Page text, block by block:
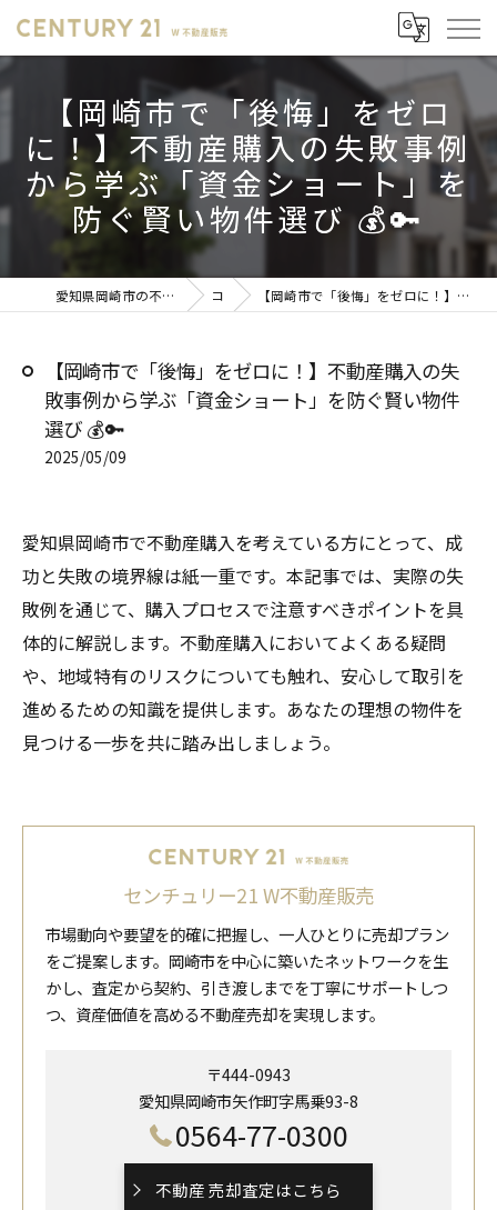
【岡崎市で「後悔」をゼロ
に！】不動産購入の失敗事例
から学ぶ「資金ショート」を
防ぐ賢い物件選び 💰🔑
愛知県岡崎市の不動産売却ならセンチュリー21 W不動産販売 コラム 【岡崎市で「後悔」をゼロに！】不動産購入の失敗事例から学ぶ「資金ショート」を防ぐ賢い物件選び 💰🔑
【岡崎市で「後悔」をゼロに！】不動産購入の失
敗事例から学ぶ「資金ショート」を防ぐ賢い物件
選び 💰🔑
2025/05/09
愛知県岡崎市で不動産購入を考えている方にとって、成
功と失敗の境界線は紙一重です。本記事では、実際の失
敗例を通じて、購入プロセスで注意すべきポイントを具
体的に解説します。不動産購入においてよくある疑問
や、地域特有のリスクについても触れ、安心して取引を
進めるための知識を提供します。あなたの理想の物件を
見つける一歩を共に踏み出しましょう。
センチュリー21 W不動産販売
市場動向や要望を的確に把握し、一人ひとりに売却プラン
をご提案します。岡崎市を中心に築いたネットワークを生
かし、査定から契約、引き渡しまでを丁寧にサポートしつ
つ、資産価値を高める不動産売却を実現します。
〒444-0943
愛知県岡崎市矢作町字馬乗93-8
0564-77-0300
不動産 売却査定はこちら